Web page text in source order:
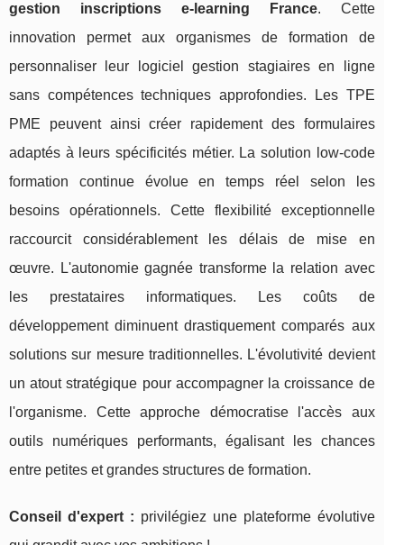
gestion inscriptions e-learning France. Cette
innovation permet aux organismes de formation de
personnaliser leur logiciel gestion stagiaires en ligne
sans compétences techniques approfondies. Les TPE
PME peuvent ainsi créer rapidement des formulaires
adaptés à leurs spécificités métier. La solution low-code
formation continue évolue en temps réel selon les
besoins opérationnels. Cette flexibilité exceptionnelle
raccourcit considérablement les délais de mise en
œuvre. L'autonomie gagnée transforme la relation avec
les prestataires informatiques. Les coûts de
développement diminuent drastiquement comparés aux
solutions sur mesure traditionnelles. L'évolutivité devient
un atout stratégique pour accompagner la croissance de
l'organisme. Cette approche démocratise l'accès aux
outils numériques performants, égalisant les chances
entre petites et grandes structures de formation.
Conseil d'expert : privilégiez une plateforme évolutive